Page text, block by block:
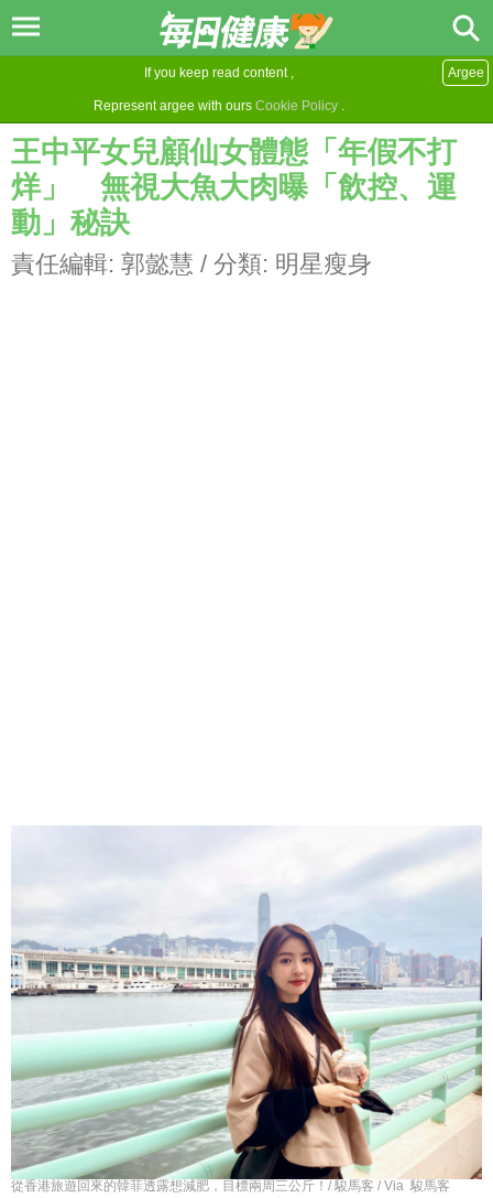
If you keep read content ,
Represent argee with ours Cookie Policy .
Argee
王中平女兒顧仙女體態「年假不打
烊」 無視大魚大肉曝「飲控、運
動」秘訣
責任編輯: 郭懿慧 / 分類: 明星瘦身
從香港旅遊回來的韓菲透露想減肥，目標兩周三公斤！/ 駿馬客 / Via 駿馬客